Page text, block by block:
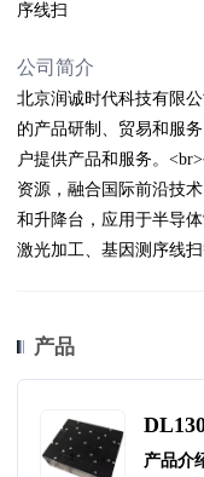
序线扫
公司简介
北京润诚时代科技有限
的产品研制、贸易和服
户提供产品和服务。
资源，融合国际前沿技
和升降台，应用于半导
激光加工、基因测序线扫
产品
产品介